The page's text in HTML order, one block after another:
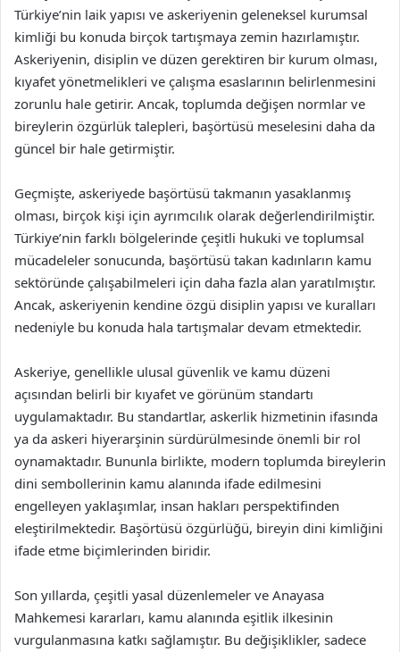
Türkiye’nin laik yapısı ve askeriyenin geleneksel kurumsal
kimliği bu konuda birçok tartışmaya zemin hazırlamıştır.
Askeriyenin, disiplin ve düzen gerektiren bir kurum olması,
kıyafet yönetmelikleri ve çalışma esaslarının belirlenmesini
zorunlu hale getirir. Ancak, toplumda değişen normlar ve
bireylerin özgürlük talepleri, başörtüsü meselesini daha da
güncel bir hale getirmiştir.
Geçmişte, askeriyede başörtüsü takmanın yasaklanmış
olması, birçok kişi için ayrımcılık olarak değerlendirilmiştir.
Türkiye’nin farklı bölgelerinde çeşitli hukuki ve toplumsal
mücadeleler sonucunda, başörtüsü takan kadınların kamu
sektöründe çalışabilmeleri için daha fazla alan yaratılmıştır.
Ancak, askeriyenin kendine özgü disiplin yapısı ve kuralları
nedeniyle bu konuda hala tartışmalar devam etmektedir.
Askeriye, genellikle ulusal güvenlik ve kamu düzeni
açısından belirli bir kıyafet ve görünüm standartı
uygulamaktadır. Bu standartlar, askerlik hizmetinin ifasında
ya da askeri hiyerarşinin sürdürülmesinde önemli bir rol
oynamaktadır. Bununla birlikte, modern toplumda bireylerin
dini sembollerinin kamu alanında ifade edilmesini
engelleyen yaklaşımlar, insan hakları perspektifinden
eleştirilmektedir. Başörtüsü özgürlüğü, bireyin dini kimliğini
ifade etme biçimlerinden biridir.
Son yıllarda, çeşitli yasal düzenlemeler ve Anayasa
Mahkemesi kararları, kamu alanında eşitlik ilkesinin
vurgulanmasına katkı sağlamıştır. Bu değişiklikler, sadece